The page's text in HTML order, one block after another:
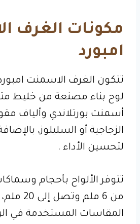
مكونات الغرف
امبورد
تتكون الغرف الاسمنت
لوح بناء مصنعة من خليط
أسمنت بورتلاندي وألياف
الزجاجية أو السليلوز،
لتحسين الأداء .
تتوفر الألواح بأحجام
من 6 ملم